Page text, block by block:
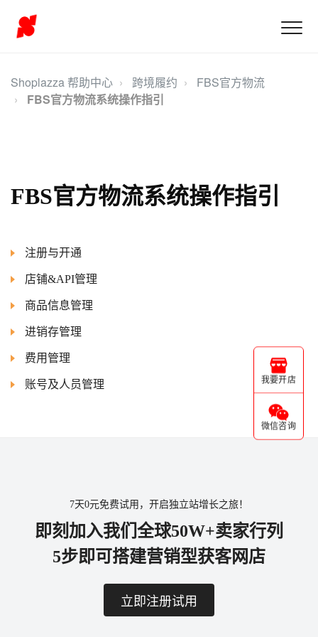
Shoplazza 帮助中心 跨境履约
FBS官方物流
FBS官方物流系统操作指引
FBS官方物流系统操作指引
注册与开通
店铺&API管理
商品信息管理
进销存管理
费用管理
账号及人员管理 我要开店
微信咨询
7天0元免费试用，开启独立站增长之旅！
即刻加入我们全球50W+卖家行列
5步即可搭建营销型获客网店
立即注册试用